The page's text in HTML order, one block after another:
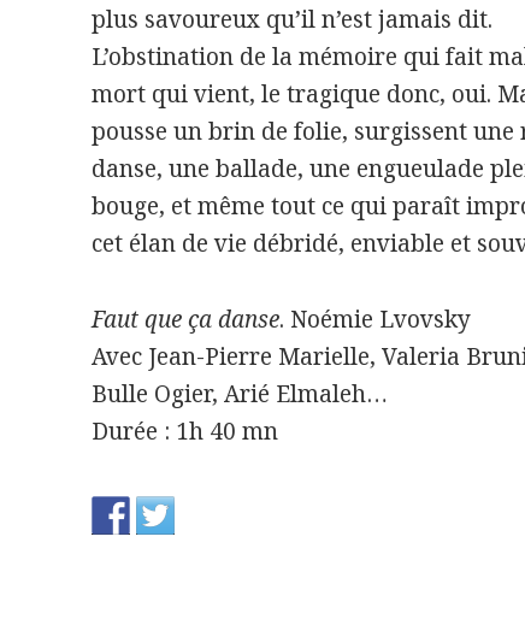
plus savoureux qu’il n’est jamais dit.
L’obstination de la mémoire qui fait
mort qui vient, le tragique donc, oui.
pousse un brin de folie, surgissent
danse, une ballade, une engueulade
bouge, et même tout ce qui paraît
cet élan de vie débridé, enviable et
Faut que ça danse. Noémie Lvovsky
Avec Jean-Pierre Marielle, Valeria
Bulle Ogier, Arié Elmaleh…
Durée : 1h 40 mn